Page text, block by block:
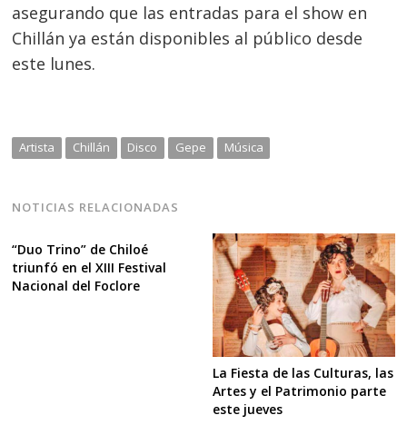
asegurando que las entradas para el show en
Chillán ya están disponibles al público desde
este lunes.
Artista Chillán Disco Gepe Música
NOTICIAS RELACIONADAS
“Duo Trino” de Chiloé
triunfó en el XIII Festival
Nacional del Foclore
La Fiesta de las Culturas, las
Artes y el Patrimonio parte
este jueves